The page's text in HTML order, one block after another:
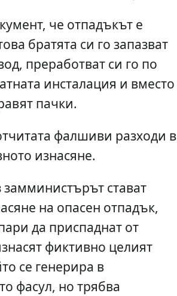
че отпадъкът е
братята си го запазват
преработват си го по
инсталация и вместо
пачки.
фалшиви разходи в
изнасяне.
стават
на опасен отпадък,
да приспаднат от
фиктивно целият
се генерира в
фасул, но трябва